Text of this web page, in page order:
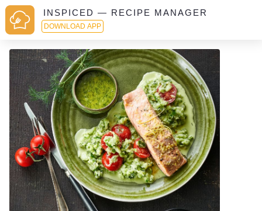
INSPICED — RECIPE MANAGER
DOWNLOAD APP